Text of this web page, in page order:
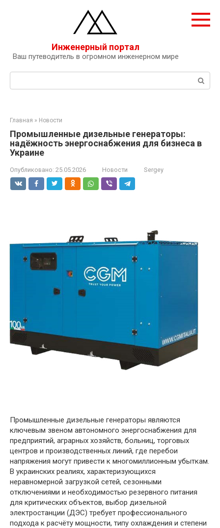
Инженерный портал
Ваш путеводитель в огромном инженерном мире
Поиск:
Главная » Новости
Промышленные дизельные генераторы:
надёжность энергоснабжения для бизнеса в
Украине
Опубликовано: 25.05.2026 Новости Sergey
Промышленные дизельные генераторы являются
ключевым звеном автономного энергоснабжения для
предприятий, аграрных хозяйств, больниц, торговых
центров и производственных линий, где перебои
напряжения могут привести к многомиллионным убыткам.
В украинских реалиях, характеризующихся
неравномерной загрузкой сетей, сезонными
отключениями и необходимостью резервного питания
для критических объектов, выбор дизельной
электростанции (ДЭС) требует профессионального
подхода к расчёту мощности, типу охлаждения и степени